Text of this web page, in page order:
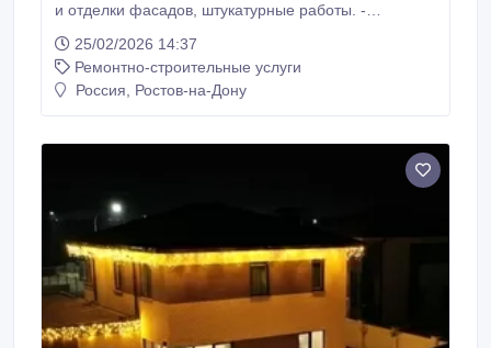
и отделки фасадов, штукатурные работы. -
фасадов, мокрый фасад; - Утепление фасадов
пенопластом; - Утепление фасадов минеральной
ватой; - Ремонт фасадов зданий; - Восстановление
ремонт фасадов зданий; - Работы по отделке
фасадов загородных домов; - Декоративная отделка
фасадов; - Отделка фасадов плиткой с
металлическим креплением; - Отделка фасадов
короедом, шубой; - Облицовка зданий и
помещений; - Наружная отделка фасадов зданий.
25/02/2026 14:37
Ремонтно-строительные услуги
Россия, Ростов-на-Дону